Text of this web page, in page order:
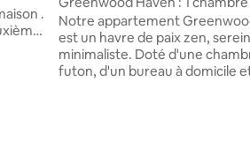
: 5 sur 5
.
cour privée
Notre appartement
est un havre de paix zen,
minimaliste. Doté d'une
futon, d'un bureau à domicile